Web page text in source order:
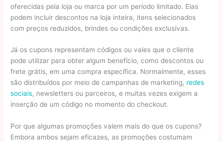
oferecidas pela loja ou marca por um período limitado. Elas
podem incluir descontos na loja inteira, itens selecionados
com preços reduzidos, brindes ou condições exclusivas.
Já os cupons representam códigos ou vales que o cliente
pode utilizar para obter algum benefício, como descontos ou
frete grátis, em uma compra específica. Normalmente, esses
são distribuídos por meio de campanhas de marketing, redes
sociais, newsletters ou parceiros, e muitas vezes exigem a
inserção de um código no momento do checkout.
Por que algumas promoções valem mais do que os cupons?
Embora ambos sejam eficazes, as promoções costumam